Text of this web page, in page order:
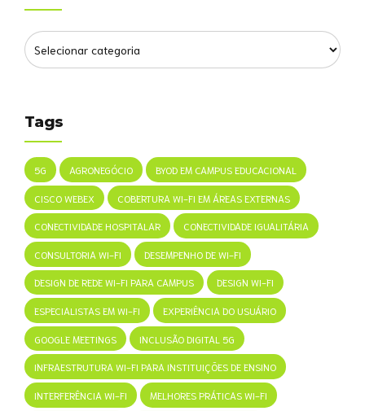
Tags
5G AGRONEGÓCIO BYOD EM CAMPUS EDUCACIONAL
CISCO WEBEX COBERTURA WI-FI EM ÁREAS EXTERNAS
CONECTIVIDADE HOSPITALAR CONECTIVIDADE IGUALITÁRIA
CONSULTORIA WI-FI DESEMPENHO DE WI-FI
DESIGN DE REDE WI-FI PARA CAMPUS DESIGN WI-FI
ESPECIALISTAS EM WI-FI EXPERIÊNCIA DO USUÁRIO
GOOGLE MEETINGS INCLUSÃO DIGITAL 5G
INFRAESTRUTURA WI-FI PARA INSTITUIÇÕES DE ENSINO
INTERFERÊNCIA WI-FI MELHORES PRÁTICAS WI-FI